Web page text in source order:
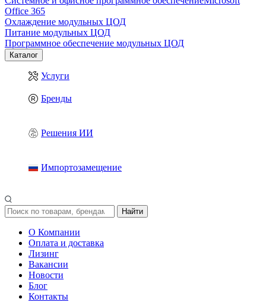
Office 365
Охлаждение модульных ЦОД
Питание модульных ЦОД
Программное обеспечение модульных ЦОД
Каталог
Услуги
Бренды
Решения ИИ
Импортозамещение
Найти
О Компании
Оплата и доставка
Лизинг
Вакансии
Новости
Блог
Контакты